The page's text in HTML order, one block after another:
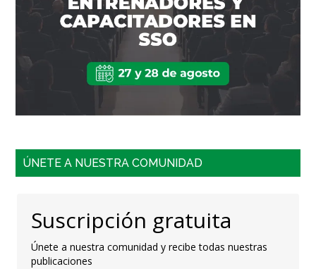
ÚNETE A NUESTRA COMUNIDAD
Suscripción gratuita
Únete a nuestra comunidad y recibe todas nuestras
publicaciones